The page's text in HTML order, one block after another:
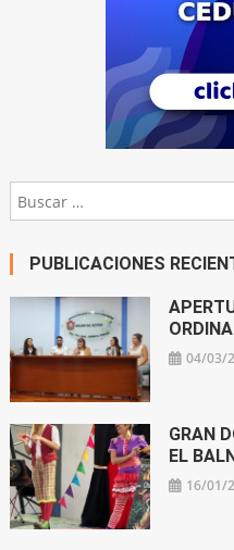
PUBLICACIONES
04/03/
GRAN
EL
16/01/